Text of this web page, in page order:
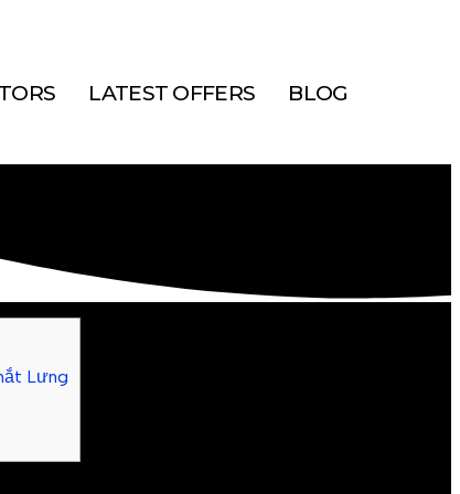
LATEST OFFERS BLOG
Lưng